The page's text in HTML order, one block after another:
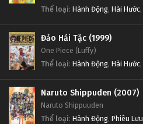
Thể loại: Hành Động, Hài Hước,
Đảo Hải Tặc (1999)
One Piece (Luffy)
Thể loại: Hành Động, Hài Hước,
Naruto Shippuden (2007)
Naruto Shippuuden
Thể loại: Hành Động, Phiêu Lưu